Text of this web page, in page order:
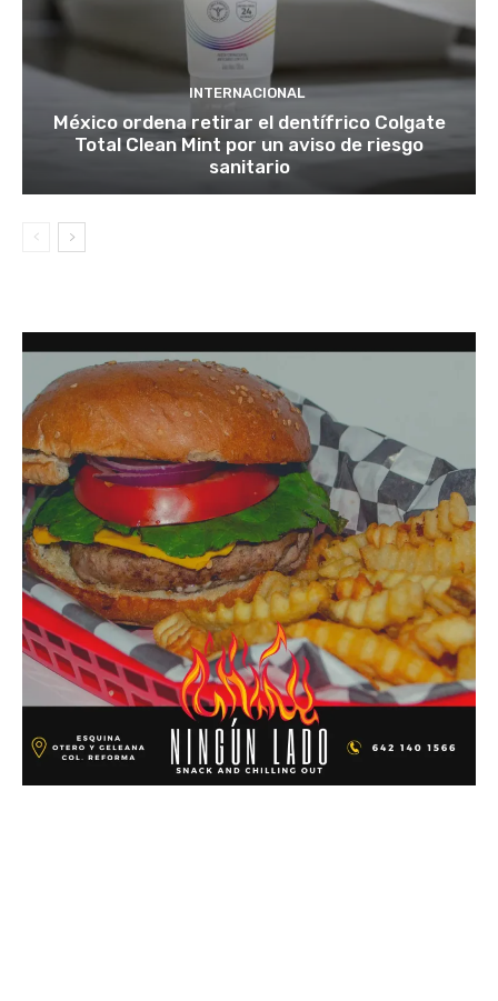
INTERNACIONAL
México ordena retirar el dentífrico Colgate
Total Clean Mint por un aviso de riesgo
sanitario